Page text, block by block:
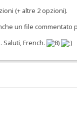
(+ altre 2 opzioni).
un file commentato
French.